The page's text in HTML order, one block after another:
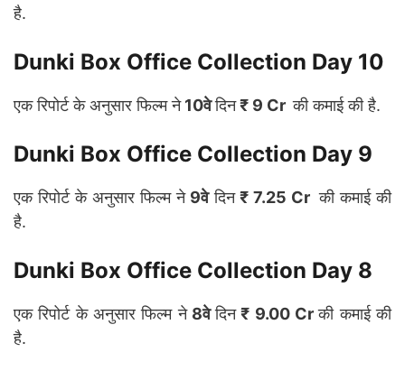
है.
Dunki Box Office Collection Day 10
एक रिपोर्ट के अनुसार फिल्म ने10वेदिन₹ 9 Crकी कमाई की है.
Dunki Box Office Collection Day 9
एक रिपोर्ट के अनुसार फिल्म ने9वेदिन₹ 7.25 Crकी कमाई की
है.
Dunki Box Office Collection Day 8
एक रिपोर्ट के अनुसार फिल्म ने8वेदिन₹ 9.00 Crकी कमाई की
है.